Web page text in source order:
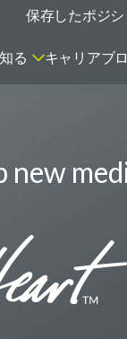
保存したポジシ
エマー
見る
る キャリアブ
new